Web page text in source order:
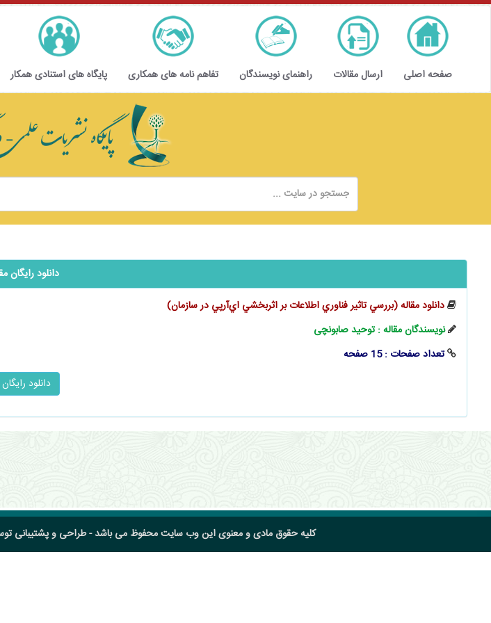
صفحه اصلی ارسال مقالات راهنمای نویسندگان تفاهم نامه های همکاری پایگاه های استنادی همکار
دانلود رایگان
دانلود مقاله (بررسي تاثير فناوري اطلاعات بر اثربخشي اي‌آر‌پي در سازمان)
نویسندگان مقاله : توحید صابونچی
تعداد صفحات : 15 صفحه
کلیه حقوق مادی و معنوی این وب سایت محفوظ می باشد - طراحی و پشتیبانی